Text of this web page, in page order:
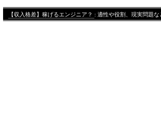
【収入格差】稼げるエンジニア？ : 適性や役割、現実問題